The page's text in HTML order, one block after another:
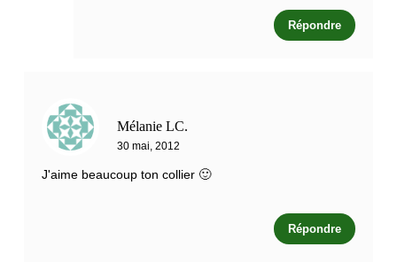
Répondre
Mélanie LC.
30 mai, 2012
J'aime beaucoup ton collier 🙂
Répondre